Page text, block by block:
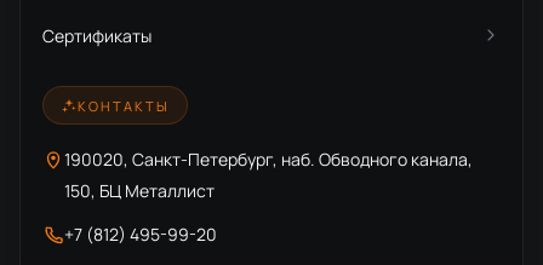
Сертификаты
КОНТАКТЫ
190020, Санкт-Петербург, наб. Обводного канала,
150, БЦ Металлист
+7 (812) 495-99-20